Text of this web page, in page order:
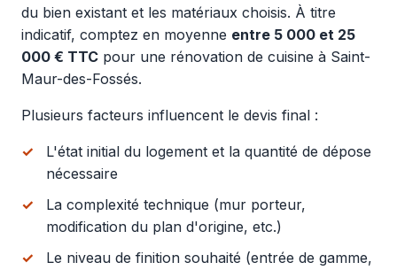
du bien existant et les matériaux choisis. À titre
indicatif, comptez en moyenne entre 5 000 et 25
000 € TTC pour une rénovation de cuisine à Saint-
Maur-des-Fossés.
Plusieurs facteurs influencent le devis final :
L'état initial du logement et la quantité de dépose
nécessaire
La complexité technique (mur porteur,
modification du plan d'origine, etc.)
Le niveau de finition souhaité (entrée de gamme,